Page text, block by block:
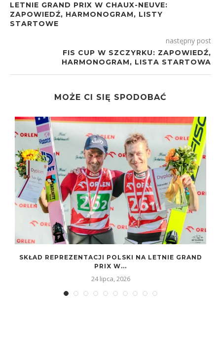
LETNIE GRAND PRIX W CHAUX-NEUVE:
ZAPOWIEDŹ, HARMONOGRAM, LISTY
STARTOWE
następny post
FIS CUP W SZCZYRKU: ZAPOWIEDŹ,
HARMONOGRAM, LISTA STARTOWA
MOŻE CI SIĘ SPODOBAĆ
SKŁAD REPREZENTACJI POLSKI NA LETNIE GRAND
PRIX W...
24 lipca, 2026